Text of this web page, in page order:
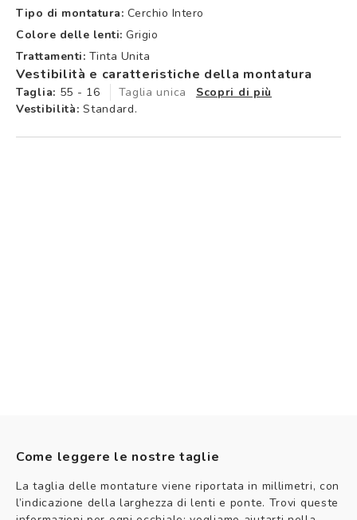
Tipo di montatura: Cerchio Intero
Colore delle lenti: Grigio
Trattamenti: Tinta Unita
Vestibilità e caratteristiche della montatura
Taglia: 55 - 16 Taglia unica
Scopri di più
Vestibilità: Standard.
Come leggere le nostre taglie
La taglia delle montature viene riportata in millimetri, con
l’indicazione della larghezza di lenti e ponte. Trovi queste